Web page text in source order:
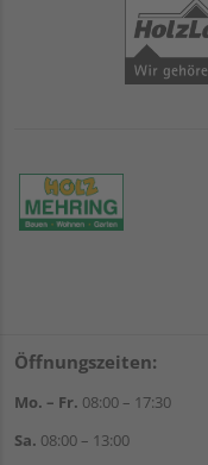
Öffnungszeiten:
Mo. – Fr. 08:00 – 17:30
Sa. 08:00 – 13:00